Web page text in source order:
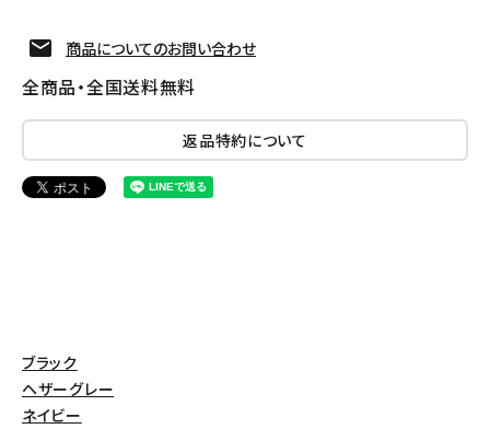
商品についてのお問い合わせ
全商品・全国送料無料
返品特約について
ブラック
ヘザーグレー
ネイビー